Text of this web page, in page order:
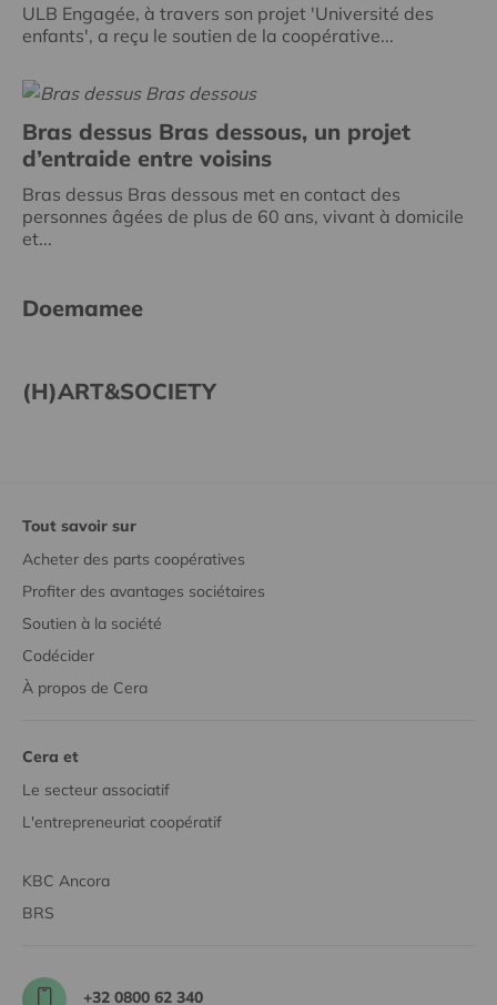
ULB Engagée, à travers son projet 'Université des
enfants', a reçu le soutien de la coopérative...
Bras dessus Bras dessous, un projet
d’entraide entre voisins
Bras dessus Bras dessous met en contact des
personnes âgées de plus de 60 ans, vivant à domicile
et...
Doemamee
(H)ART&SOCIETY
Tout savoir sur
Acheter des parts coopératives
Profiter des avantages sociétaires
Soutien à la société
Codécider
À propos de Cera
Cera et
Le secteur associatif
L'entrepreneuriat coopératif
KBC Ancora
BRS
+32 0800 62 340